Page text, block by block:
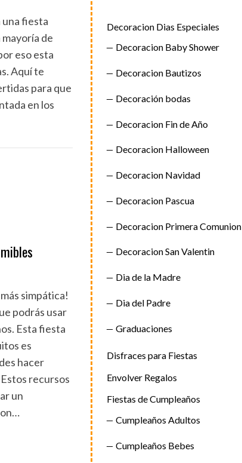
una fiesta
de
eso esta
Aquí te
para que
en los
simpática!
podrás usar
Esta fiesta
es
hacer
recursos
un
Decoracion Dias Especiales
Decoracion Baby Shower
Decoracion Bautizos
Decoración bodas
Decoracion Fin de Año
Decoracion Halloween
Decoracion Navidad
Decoracion Pascua
Decoracion Primera Comunion
Decoracion San Valentin
Dia de la Madre
Dia del Padre
Graduaciones
Disfraces para Fiestas
Envolver Regalos
Fiestas de Cumpleaños
Cumpleaños Adultos
Cumpleaños Bebes